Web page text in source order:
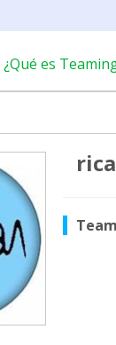
¿Qué es